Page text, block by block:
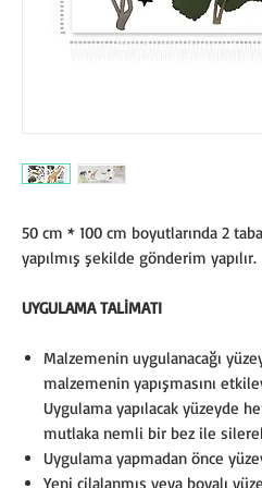
50 cm * 100 cm boyutlarında 2
yapılmış şekilde gönderim yapılır.
UYGULAMA TALİMATI
Malzemenin uygulanacağı
malzemenin yapışmasını
Uygulama yapılacak yüzeyde
mutlaka nemli bir bez ile silerek
Uygulama yapmadan önce
Yeni cilalanmış veya boyalı